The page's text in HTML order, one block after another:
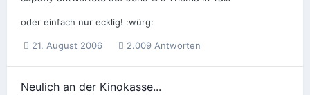
oder einfach nur ecklig! :würg:
21. August 2006 2.009 Antworten
Neulich an der Kinokasse...